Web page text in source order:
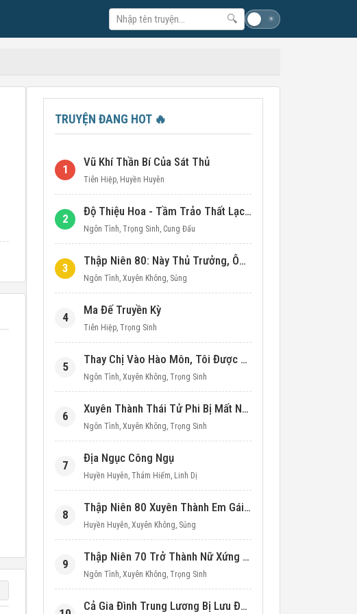
🔍 ☀
TRUYỆN ĐANG HOT 🔥
1
Vũ Khí Thần Bí Của Sát Thủ
Tiên Hiệp, Huyền Huyễn
2
Độ Thiệu Hoa - Tầm Trảo Thất Lạc Đích Ái Tình
Ngôn Tình, Trọng Sinh, Cung Đấu
3
Thập Niên 80: Này Thủ Trưởng, Ôm Một Cái Đi!
Ngôn Tình, Xuyên Không, Sủng
4
Ma Đế Truyền Kỳ
Tiên Hiệp, Trọng Sinh
5
Thay Chị Vào Hào Môn, Tôi Được Cưng Chiều Hết Mực (Thập Niên 90)
Ngôn Tình, Xuyên Không, Trọng Sinh
6
Xuyên Thành Thái Tử Phi Bị Mất Nước
Ngôn Tình, Xuyên Không, Trọng Sinh
7
Địa Ngục Công Ngụ
Huyền Huyễn, Thám Hiểm, Linh Dị
8
Thập Niên 80 Xuyên Thành Em Gái Học Bá
Huyền Huyễn, Xuyên Không, Sủng
9
Thập Niên 70 Trở Thành Nữ Xứng Nuôi Con Làm Giàu
Ngôn Tình, Xuyên Không, Trọng Sinh
Cả Gia Đình Trung Lương Bị Lưu Đày, Ta Mang Không Gian Cứu Cả Nhà